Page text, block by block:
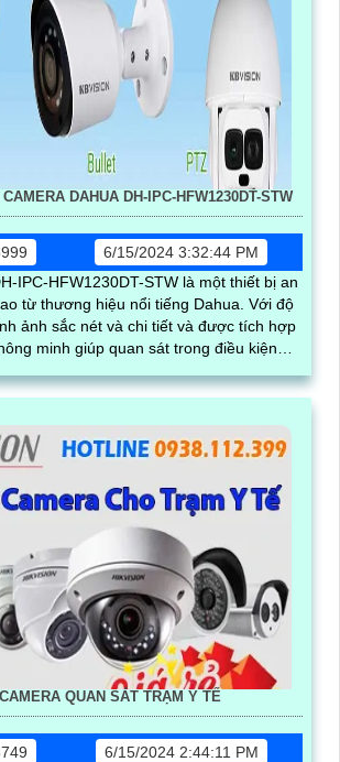
DAHUA DH-IPC-HFW1230DT-STW
6/15/2024 3:32:44 PM
IPC-HFW1230DT-STW là một thiết bị an
thương hiệu nổi tiếng Dahua. Với độ
ảnh sắc nét và chi tiết và được tích hợp
minh giúp quan sát trong điều kiện
QUAN SÁT TRẠM Y TẾ
6/15/2024 2:44:11 PM